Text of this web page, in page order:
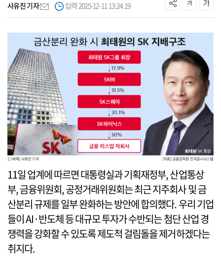
사유진 기자 입력 2025-12-11 13:24:19
11일 업계에 따르면 대통령실과 기획재정부, 산업통상
부, 금융위원회, 공정거래위원회는 최근 지주회사 및 금
산분리 규제를 일부 완화하는 방안에 합의했다. 우리 기업
들이 AI·반도체 등 대규모 투자가 수반되는 첨단 산업 경
쟁력을 강화할 수 있도록 제도적 걸림돌을 제거하겠다는
취지다.